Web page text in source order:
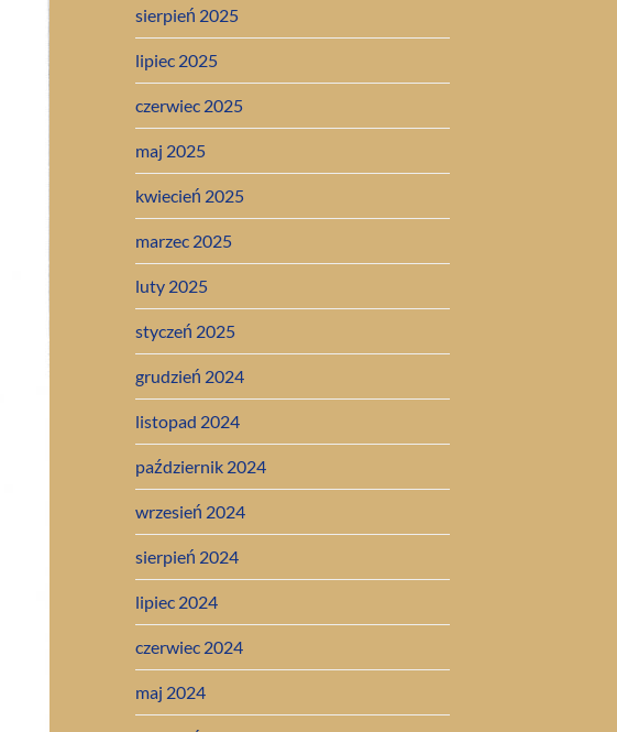
sierpień 2025
lipiec 2025
czerwiec 2025
maj 2025
kwiecień 2025
marzec 2025
luty 2025
styczeń 2025
grudzień 2024
listopad 2024
październik 2024
wrzesień 2024
sierpień 2024
lipiec 2024
czerwiec 2024
maj 2024